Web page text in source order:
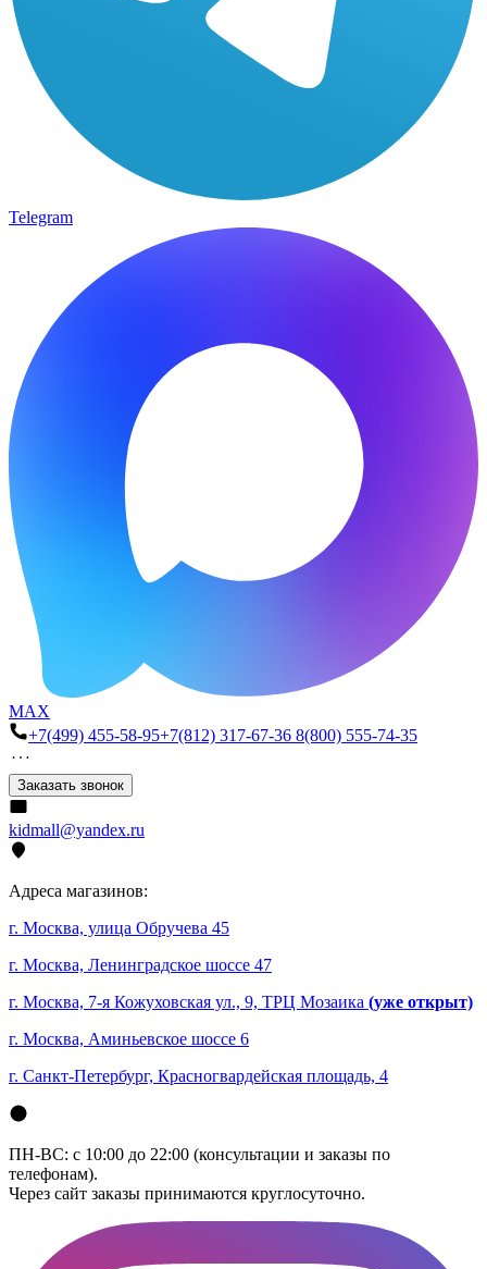
Telegram
MAX
+7(499) 455-58-95+7(812) 317-67-36 8(800) 555-74-35
Заказать звонок
kidmall@yandex.ru
Адреса магазинов:
г. Москва, улица Обручева 45
г. Москва, Ленинградское шоссе 47
г. Москва, 7-я Кожуховская ул., 9, ТРЦ Мозаика (уже открыт)
г. Москва, Аминьевское шоссе 6
г. Санкт-Петербург, Красногвардейская площадь, 4
ПН-ВС: с 10:00 до 22:00 (консультации и заказы по
телефонам).
Через сайт заказы принимаются круглосуточно.